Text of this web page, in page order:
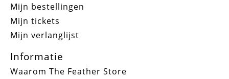
Mijn bestellingen
Mijn tickets
Mijn verlanglijst
Informatie
Waarom The Feather Store